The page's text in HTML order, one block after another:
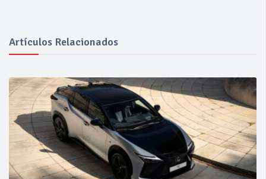
Artículos Relacionados